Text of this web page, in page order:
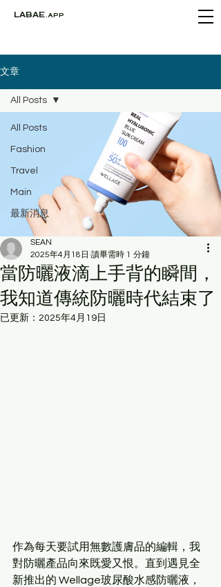
LABAE.APP
文章
All Posts
Fashion
Travel
Main
最新消息
All Posts
當防曬液滴上手背的瞬間，
我知道傳統防曬時代結束了
SEAN
2025年4月18日 讀畢需時 1 分鐘
已更新： 2025年4月19日
作為每天要試用無數護膚品的編輯，我
對防曬產品向來既愛又恨。直到遇見全
新推出的 Wellage玻尿酸水感防曬液，